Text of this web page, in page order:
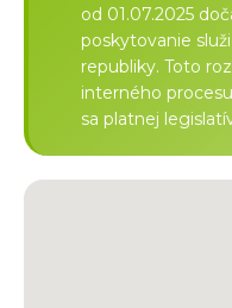
od 01.07.2025
poskytovanie
republiky. Toto
interného
sa platnej